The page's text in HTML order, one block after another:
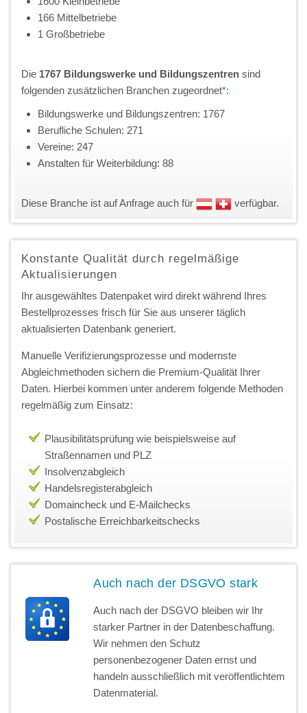
166 Mittelbetriebe
1 Großbetriebe
Die 1767 Bildungswerke und Bildungszentren sind
folgenden zusätzlichen Branchen zugeordnet*:
Bildungswerke und Bildungszentren: 1767
Berufliche Schulen: 271
Vereine: 247
Anstalten für Weiterbildung: 88
Diese Branche ist auf Anfrage auch für verfügbar.
Konstante Qualität durch regelmäßige
Aktualisierungen
Ihr ausgewähltes Datenpaket wird direkt während Ihres
Bestellprozesses frisch für Sie aus unserer täglich
aktualisierten Datenbank generiert.
Manuelle Verifizierungsprozesse und modernste
Abgleichmethoden sichern die Premium-Qualität Ihrer
Daten. Hierbei kommen unter anderem folgende Methoden
regelmäßig zum Einsatz:
Plausibilitätsprüfung wie beispielsweise auf
Straßennamen und PLZ
Insolvenzabgleich
Handelsregisterabgleich
Domaincheck und E-Mailchecks
Postalische Erreichbarkeitschecks
Auch nach der DSGVO stark
Auch nach der DSGVO bleiben wir Ihr
starker Partner in der Datenbeschaffung.
Wir nehmen den Schutz
personenbezogener Daten ernst und
handeln ausschließlich mit veröffentlichtem
Datenmaterial.